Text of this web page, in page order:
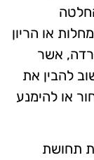
או הריון
אשר
להבין את
או להימנע
תחושת